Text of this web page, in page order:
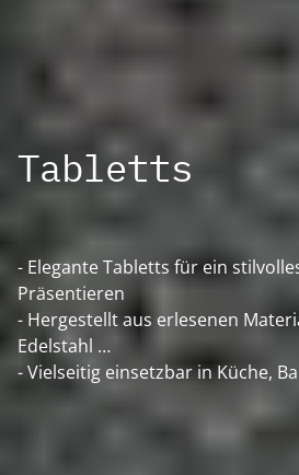
Tabletts
- Elegante Tabletts für ein
Präsentieren
- Hergestellt aus erlesenen
Edelstahl
- Vielseitig einsetzbar in Küche,